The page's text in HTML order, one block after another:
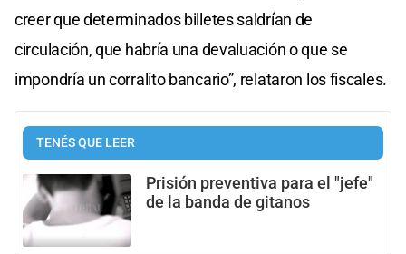
creer que determinados billetes saldrían de
circulación, que habría una devaluación o que se
impondría un corralito bancario”, relataron los fiscales.
TENÉS QUE LEER
Prisión preventiva para el "jefe"
de la banda de gitanos